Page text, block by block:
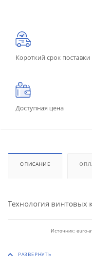
Короткий срок поставки
Доступная цена
ОПИСАНИЕ
Технология винтовых
Источник: euro-